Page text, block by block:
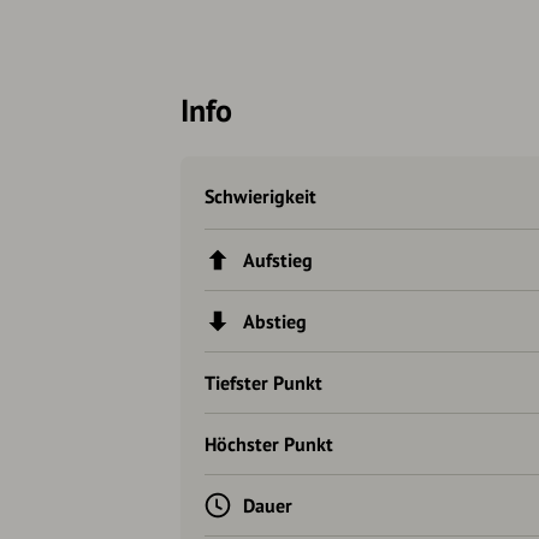
Info
Schwierigkeit
Aufstieg
Abstieg
Tiefster Punkt
Höchster Punkt
Dauer